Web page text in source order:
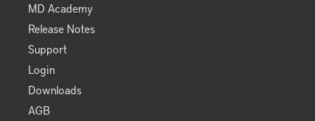
MD Academy
Release Notes
Support
Login
Downloads
AGB